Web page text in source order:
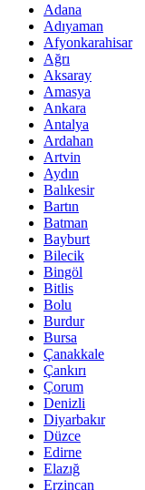
Adana
Adıyaman
Afyonkarahisar
Ağrı
Aksaray
Amasya
Ankara
Antalya
Ardahan
Artvin
Aydın
Balıkesir
Bartın
Batman
Bayburt
Bilecik
Bingöl
Bitlis
Bolu
Burdur
Bursa
Çanakkale
Çankırı
Çorum
Denizli
Diyarbakır
Düzce
Edirne
Elazığ
Erzincan